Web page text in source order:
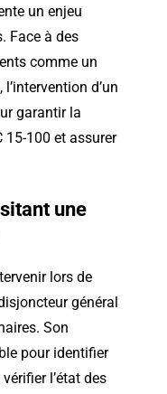
un enjeu
Face à des
comme un
d’un
garantir la
15-100 et assurer
une
lors de
général
Son
pour identifier
l’état des